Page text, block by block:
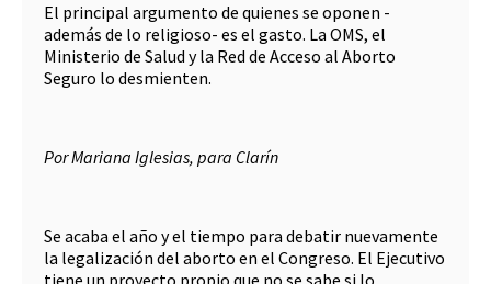
El principal argumento de quienes se oponen -
además de lo religioso- es el gasto. La OMS, el
Ministerio de Salud y la Red de Acceso al Aborto
Seguro lo desmienten.
Por Mariana Iglesias, para Clarín
Se acaba el año y el tiempo para debatir nuevamente
la legalización del aborto en el Congreso. El Ejecutivo